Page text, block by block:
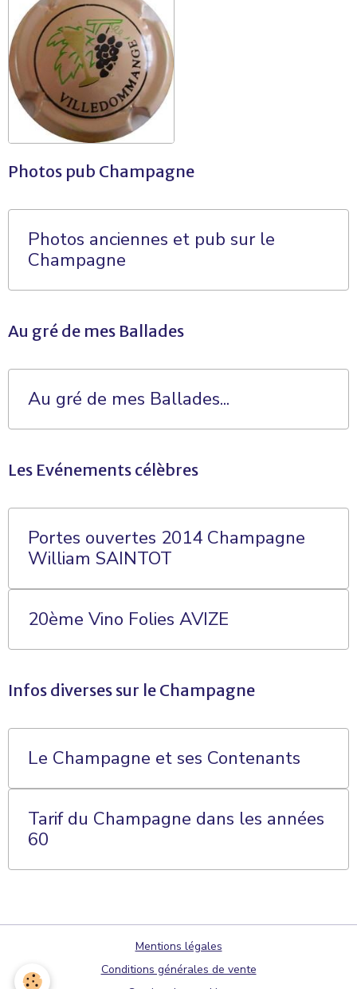
Photos pub Champagne
Photos anciennes et pub sur le
Champagne
Au gré de mes Ballades
Au gré de mes Ballades...
Les Evénements célèbres
Portes ouvertes 2014 Champagne
William SAINTOT
20ème Vino Folies AVIZE
Infos diverses sur le Champagne
Le Champagne et ses Contenants
Tarif du Champagne dans les années
60
Mentions légales
Conditions générales de vente